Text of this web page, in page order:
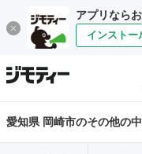
アプリなら
インストー
愛知県 岡崎市のその他の